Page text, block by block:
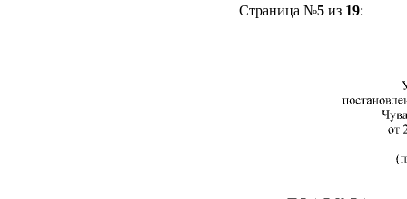
Страница №5из 19: